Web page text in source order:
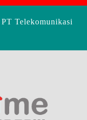
Telekomunikasi